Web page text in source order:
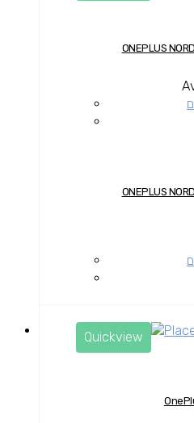
Quickview